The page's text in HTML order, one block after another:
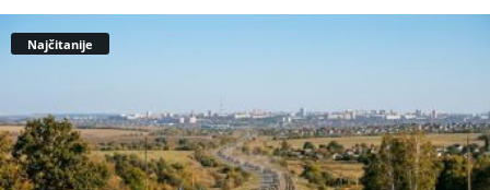
Najčitanije